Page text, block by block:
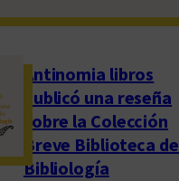
1 de abril de 2023
Antinomia libros
publicó una reseña
sobre la Colección
Breve Biblioteca de
Bibliología